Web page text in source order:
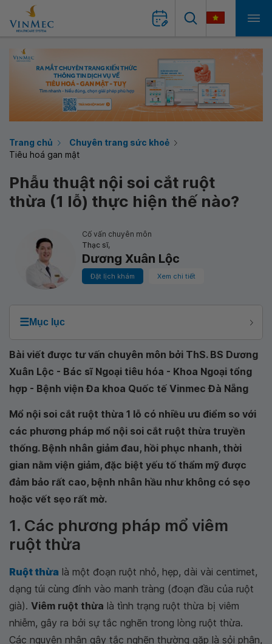
Trang chủ
Chuyên trang sức khoẻ
Tiêu hoá gan mật
Phẫu thuật nội soi cắt ruột
thừa (1 lỗ) thực hiện thế nào?
Cố vấn chuyên môn
Thạc sĩ,
Dương Xuân Lộc
Đặt lịch khám Xem chi tiết
☰Mục lục
Bài viết được tư vấn chuyên môn bởi ThS. BS Dương
Xuân Lộc - Bác sĩ Ngoại tiêu hóa - Khoa Ngoại tổng
hợp - Bệnh viện Đa khoa Quốc tế Vinmec Đà Nẵng
Mổ nội soi cắt ruột thừa 1 lỗ có nhiều ưu điểm so với
các phương pháp mổ nội soi cắt ruột thừa truyền
thống. Bệnh nhân giảm đau, hồi phục nhanh, thời
gian nằm viện giảm, đặc biệt yếu tố thẩm mỹ được
đảm bảo rất cao, bệnh nhân hầu như không có sẹo
hoặc vết sẹo rất mờ.
1. Các phương pháp mổ viêm
ruột thừa
Ruột thừa là một đoạn ruột nhỏ, hẹp, dài vài centimet,
dạng túi cùng đính vào manh tràng (đoạn đầu của ruột
già). Viêm ruột thừa là tình trạng ruột thừa bị viêm
nhiễm, gây ra bởi sự tắc nghẽn trong lòng ruột thừa.
Các nguyên nhân gây tắc nghẽn thường gặp là sỏi phân,